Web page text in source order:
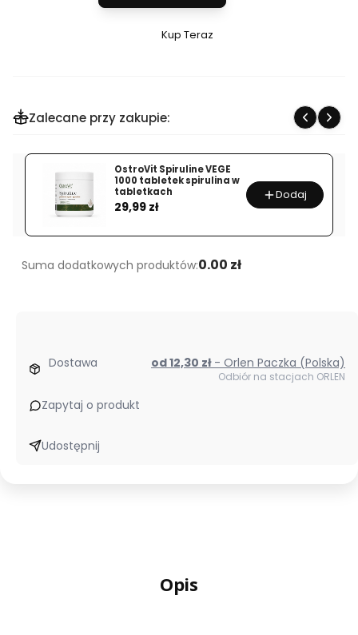
Szybki
200
g
kwasu
aminomasłowego
Kup Teraz
Zalecane przy zakupie:
OstroVit Spiruline VEGE
1000 tabletek spirulina w
tabletkach
Cena
29,99 zł
Dodaj
Suma dodatkowych produktów:0.00 zł
Dostawa od 12,30 zł - Orlen Paczka (Polska)
Odbiór na stacjach ORLEN
Zapytaj o produkt
Udostępnij
Opis